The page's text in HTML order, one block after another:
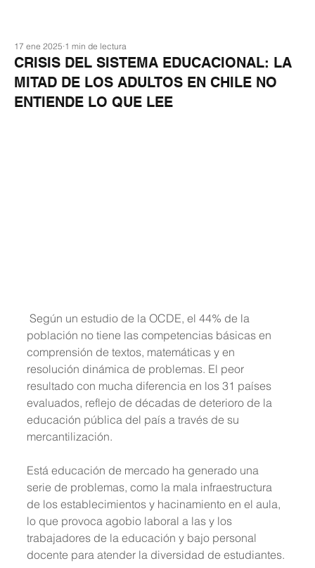
CRISIS DEL SISTEMA EDUCACIONAL: LA
MITAD DE LOS ADULTOS EN CHILE NO
ENTIENDE LO QUE LEE
17 ene 2025 1 min de lectura
población no tiene las competencias básicas en
comprensión de textos, matemáticas y en
resolución dinámica de problemas. El peor
resultado con mucha diferencia en los 31 países
evaluados, reflejo de décadas de deterioro de la
educación pública del país a través de su
mercantilización.
Está educación de mercado ha generado una
serie de problemas, como la mala infraestructura
de los establecimientos y hacinamiento en el aula,
lo que provoca agobio laboral a las y los
trabajadores de la educación y bajo personal
docente para atender la diversidad de estudiantes.